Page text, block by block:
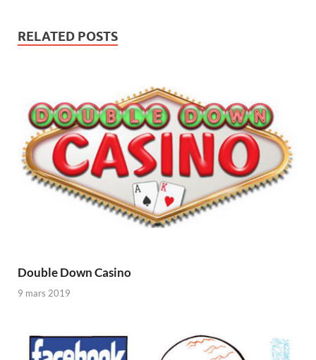
RELATED POSTS
Double Down Casino
9 mars 2019